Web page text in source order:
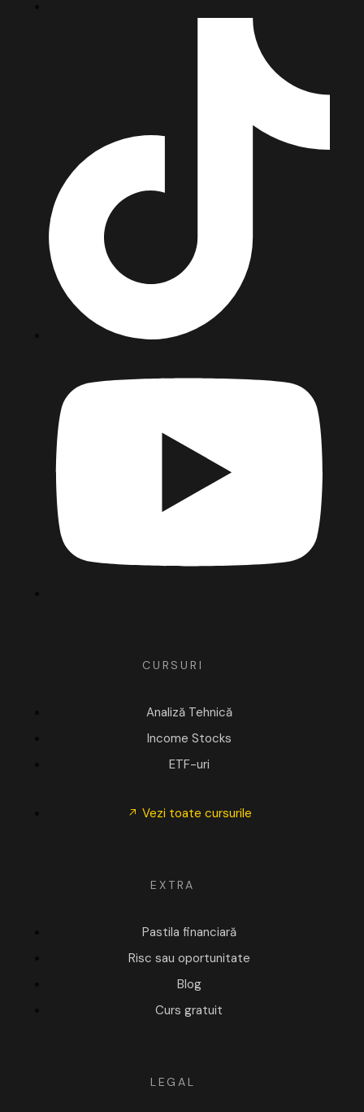
CURSURI
Analiză Tehnică
Income Stocks
ETF-uri
Vezi toate cursurile
EXTRA
Pastila financiară
Risc sau oportunitate
Blog
Curs gratuit
LEGAL